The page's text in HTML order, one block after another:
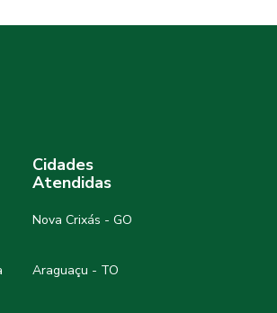
Cidades
Atendidas
Nova Crixás - GO
Araguaçu - TO